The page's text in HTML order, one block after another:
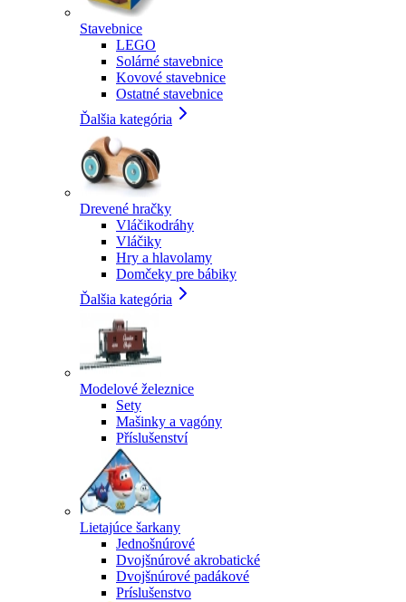
Stavebnice
LEGO
Solárné stavebnice
Kovové stavebnice
Ostatné stavebnice
Ďalšia kategória
Drevené hračky
Vláčikodráhy
Vláčiky
Hry a hlavolamy
Domčeky pre bábiky
Ďalšia kategória
Modelové železnice
Sety
Mašinky a vagóny
Příslušenství
Lietajúce šarkany
Jednošnúrové
Dvojšnúrové akrobatické
Dvojšnúrové padákové
Príslušenstvo